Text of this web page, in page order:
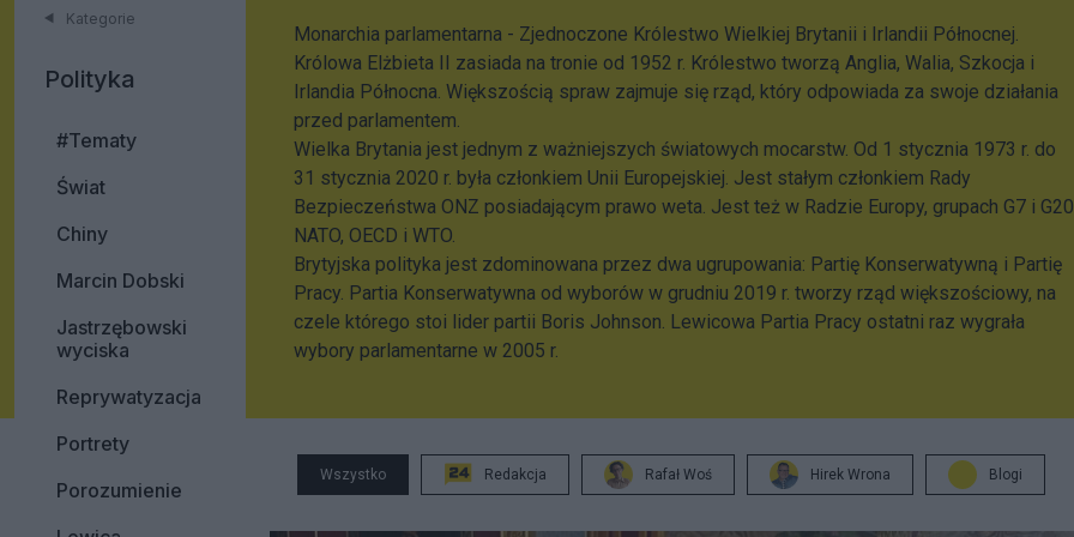
Kategorie
Polityka
#Tematy
Świat
Chiny
Marcin Dobski
Jastrzębowski
wyciska
Reprywatyzacja
Portrety
Porozumienie
Monarchia parlamentarna - Zjednoczone Królestwo Wielkiej Brytanii i Irlandii Północnej.
Królowa Elżbieta II zasiada na tronie od 1952 r. Królestwo tworzą Anglia, Walia, Szkocja i
Irlandia Północna. Większością spraw zajmuje się rząd, który odpowiada za swoje działania
przed parlamentem.
Wielka Brytania jest jednym z ważniejszych światowych mocarstw. Od 1 stycznia 1973 r. do
31 stycznia 2020 r. była członkiem Unii Europejskiej. Jest stałym członkiem Rady
Bezpieczeństwa ONZ posiadającym prawo weta. Jest też w Radzie Europy, grupach G7 i
NATO, OECD i WTO.
Brytyjska polityka jest zdominowana przez dwa ugrupowania: Partię Konserwatywną i Partię
Pracy. Partia Konserwatywna od wyborów w grudniu 2019 r. tworzy rząd większościowy, na
czele którego stoi lider partii Boris Johnson. Lewicowa Partia Pracy ostatni raz wygrała
wybory parlamentarne w 2005 r.
Wszystko Redakcja Rafał Woś Hirek Wrona Blogi